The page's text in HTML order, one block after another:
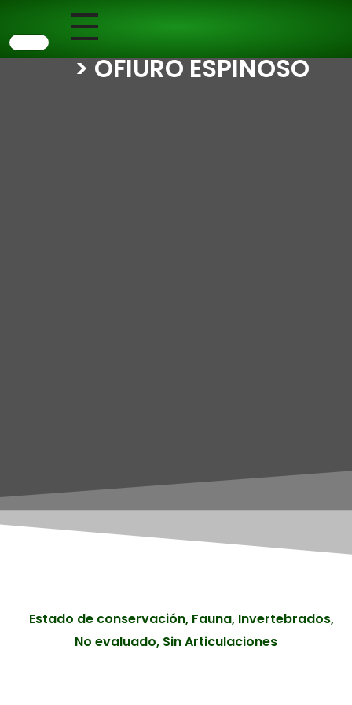
> OFIURO ESPINOSO
Estado de conservación, Fauna, Invertebrados,
No evaluado, Sin Articulaciones